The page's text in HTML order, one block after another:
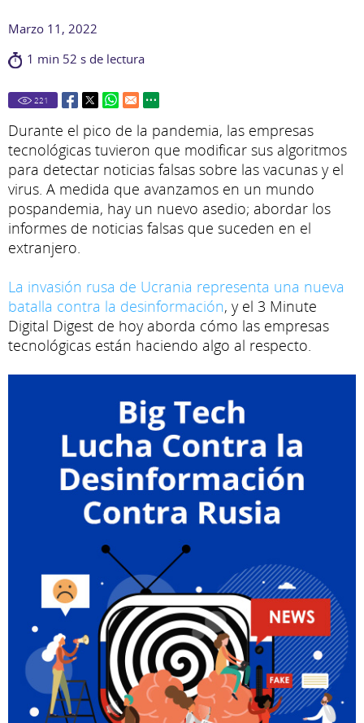
Marzo 11, 2022
1 min 52 s de lectura
221
Durante el pico de la pandemia, las empresas
tecnológicas tuvieron que modificar sus algoritmos
para detectar noticias falsas sobre las vacunas y el
virus. A medida que avanzamos en un mundo
pospandemia, hay un nuevo asedio; abordar los
informes de noticias falsas que suceden en el
extranjero.
La invasión rusa de Ucrania representa una nueva
batalla contra la desinformación, y el 3 Minute
Digital Digest de hoy aborda cómo las empresas
tecnológicas están haciendo algo al respecto.